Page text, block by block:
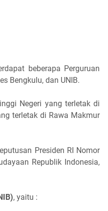
beberapa Perguruan
Bengkulu, dan UNIB.
Negeri yang terletak di
terletak di Rawa Makmur
Presiden RI Nomor
Republik Indonesia,
, yaitu :